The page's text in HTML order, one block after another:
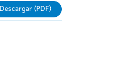
Descargar (PDF)